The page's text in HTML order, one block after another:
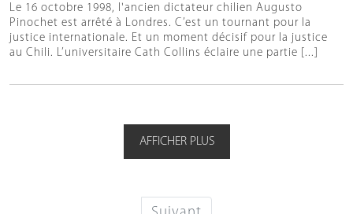
Le 16 octobre 1998, l'ancien dictateur chilien Augusto
Pinochet est arrêté à Londres. C’est un tournant pour la
justice internationale. Et un moment décisif pour la justice
au Chili. L’universitaire Cath Collins éclaire une partie [...]
AFFICHER PLUS